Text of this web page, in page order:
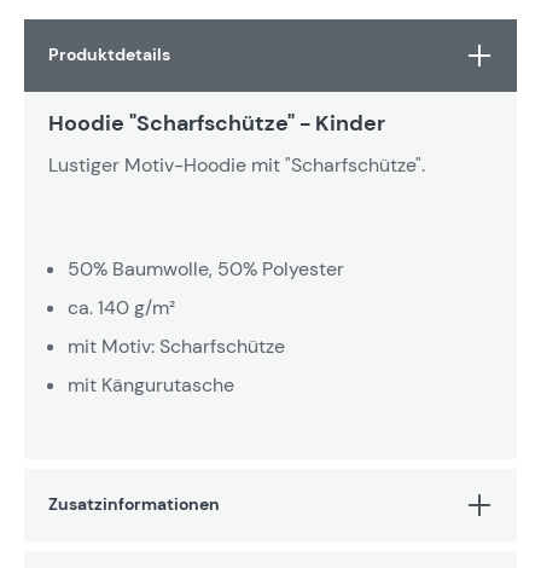
Produktdetails
Hoodie "Scharfschütze" - Kinder
Lustiger Motiv-Hoodie mit "Scharfschütze".
50% Baumwolle, 50% Polyester
ca. 140 g/m²
mit Motiv: Scharfschütze
mit Kängurutasche
Zusatzinformationen